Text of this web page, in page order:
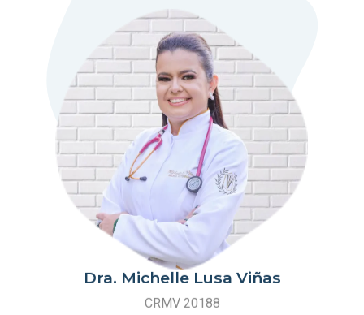
Dra. Michelle Lusa Viñas
CRMV 20188
Especializada em clínica e cirurgia de felinos